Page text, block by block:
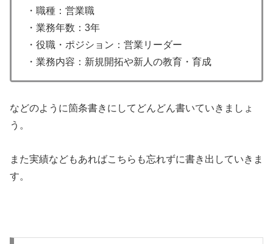
・職種：営業職
・業務年数：3年
・役職・ポジション：営業リーダー
・業務内容：新規開拓や新人の教育・育成
などのように箇条書きにしてどんどん書いていきましょ
う。
また実績などもあればこちらも忘れずに書き出していきま
す。